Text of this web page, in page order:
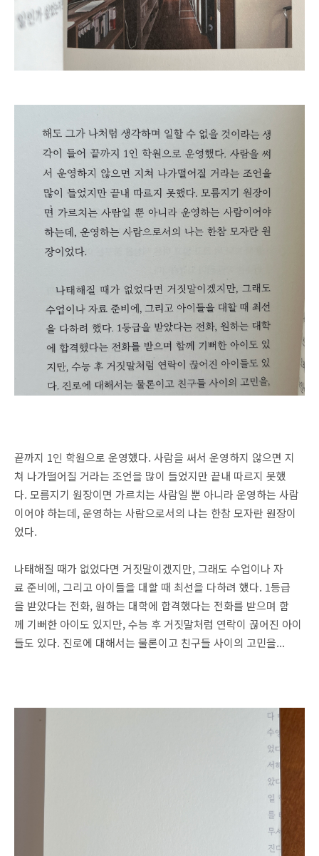
끝까지 1인 학원으로 운영했다. 사람을 써서 운영하지 않으면 지
쳐 나가떨어질 거라는 조언을 많이 들었지만 끝내 따르지 못했
다. 모름지기 원장이면 가르치는 사람일 뿐 아니라 운영하는 사람
이어야 하는데, 운영하는 사람으로서의 나는 한참 모자란 원장이
었다.
나태해질 때가 없었다면 거짓말이겠지만, 그래도 수업이나 자
료 준비에, 그리고 아이들을 대할 때 최선을 다하려 했다. 1등급
을 받았다는 전화, 원하는 대학에 합격했다는 전화를 받으며 함
께 기뻐한 아이도 있지만, 수능 후 거짓말처럼 연락이 끊어진 아이
들도 있다. 진로에 대해서는 물론이고 친구들 사이의 고민을...